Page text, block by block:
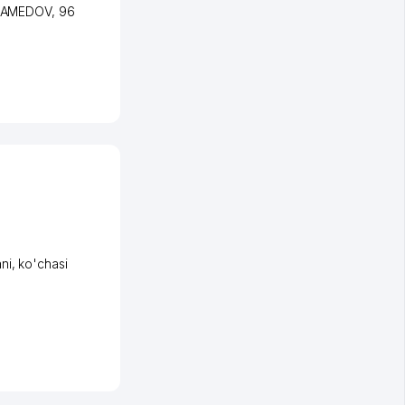
, 96
, ko'chasi